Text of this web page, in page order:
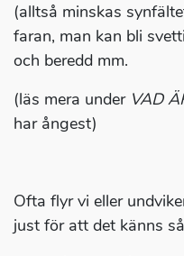
(alltså minskas
faran, man kan bli
och beredd mm.
(läs mera under VAD
har ångest)
Ofta flyr vi eller
just för att det känns